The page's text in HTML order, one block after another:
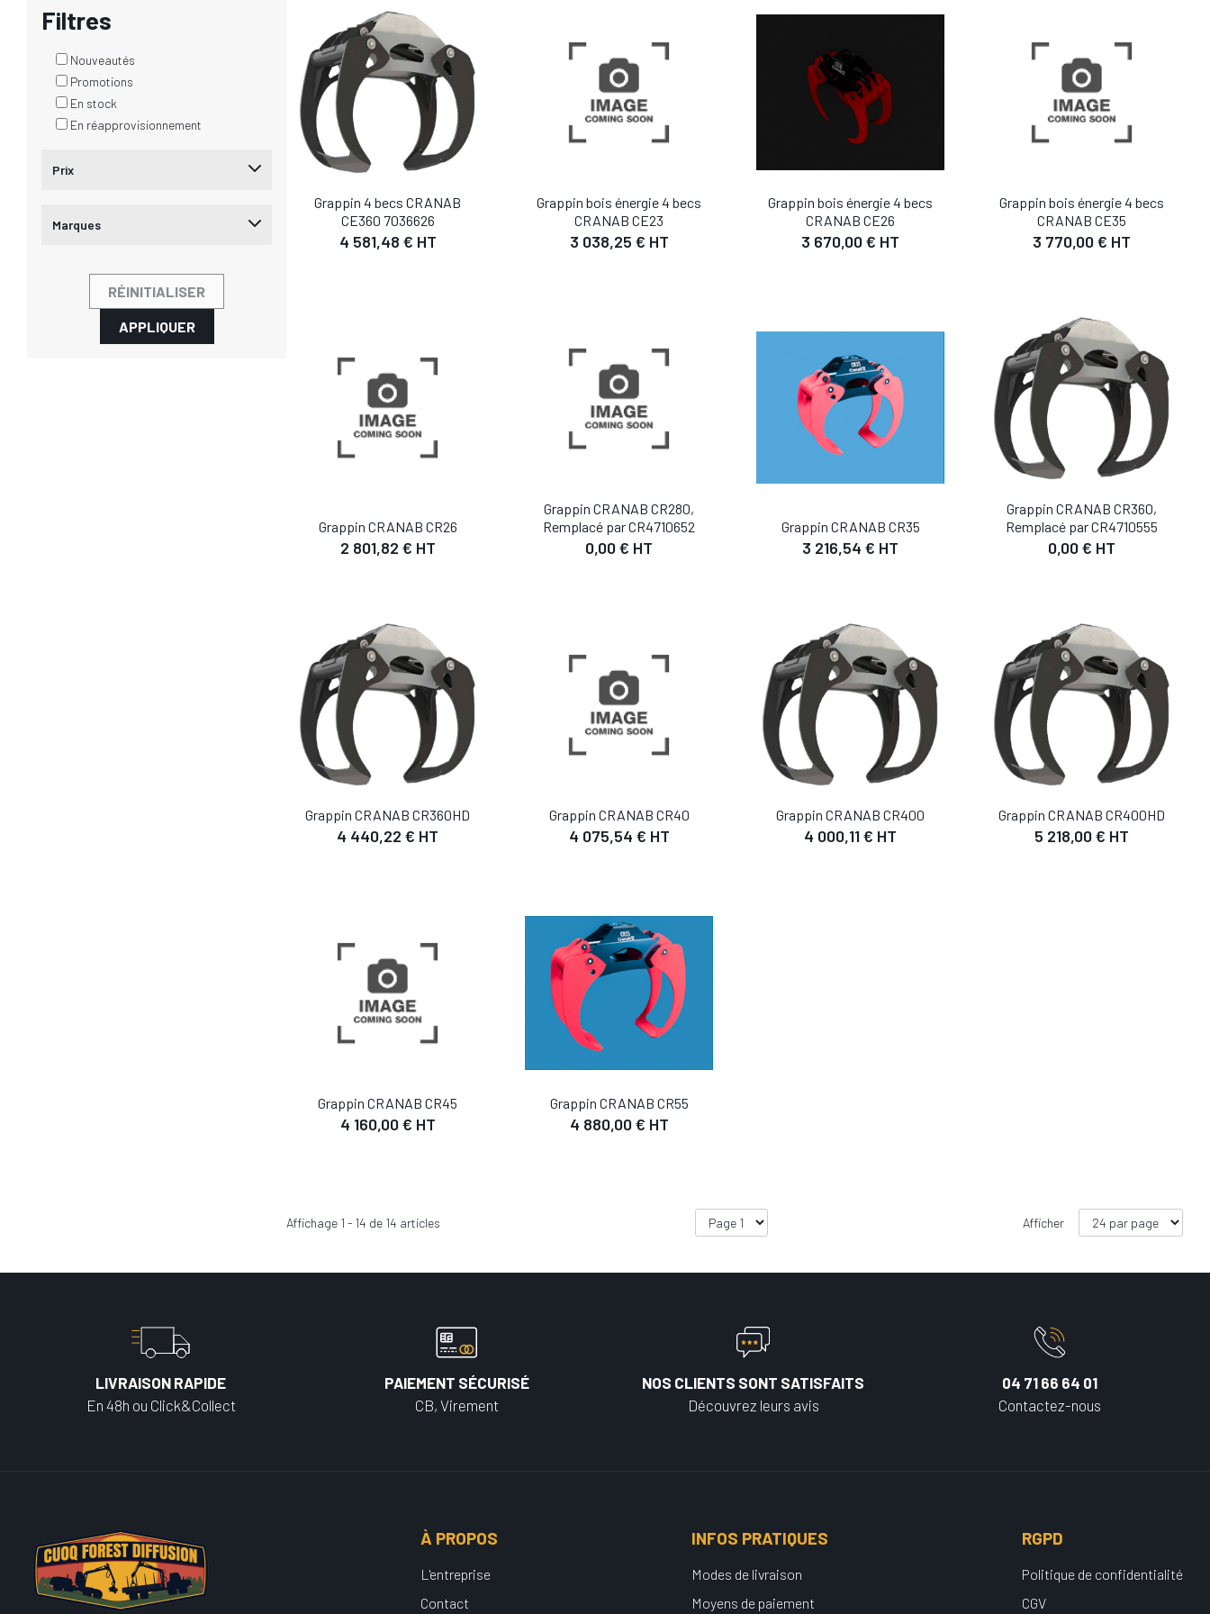
Filtres
Nouveautés
Promotions
En stock
En réapprovisionnement
Prix
Marques
RÉINITIALISER
APPLIQUER
Grappin 4 becs CRANAB
CE360 7036626
4 581,48 € HT
Grappin bois énergie 4 becs
CRANAB CE23
3 038,25 € HT
Grappin bois énergie 4 becs
CRANAB CE26
3 670,00 € HT
Grappin bois énergie 4 becs
CRANAB CE35
3 770,00 € HT
Grappin CRANAB CR26
2 801,82 € HT
Grappin CRANAB CR280,
Remplacé par CR4710652
0,00 € HT
Grappin CRANAB CR35
3 216,54 € HT
Grappin CRANAB CR360,
Remplacé par CR4710555
0,00 € HT
Grappin CRANAB CR360HD
4 440,22 € HT
Grappin CRANAB CR40
4 075,54 € HT
Grappin CRANAB CR400
4 000,11 € HT
Grappin CRANAB CR400HD
5 218,00 € HT
Grappin CRANAB CR45
4 160,00 € HT
DÉTAIL
Grappin CRANAB CR55
4 880,00 € HT
DÉTAIL
Affichage 1 - 14 de 14 articles Afficher
LIVRAISON RAPIDE
En 48h ou Click&Collect
PAIEMENT SÉCURISÉ
CB, Virement
NOS CLIENTS SONT SATISFAITS
Découvrez leurs avis
04 71 66 64 01
Contactez-nous
À PROPOS
L'entreprise
Contact
INFOS PRATIQUES
Modes de livraison
Moyens de paiement
RGPD
Politique de confidentialité
CGV